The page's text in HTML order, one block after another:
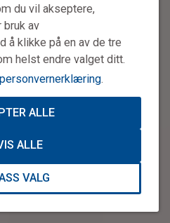
du vil akseptere,
av
å klikke på en av de tre
helst endre valget ditt.
personvernerklæring.
ALLE
ALLE
VALG